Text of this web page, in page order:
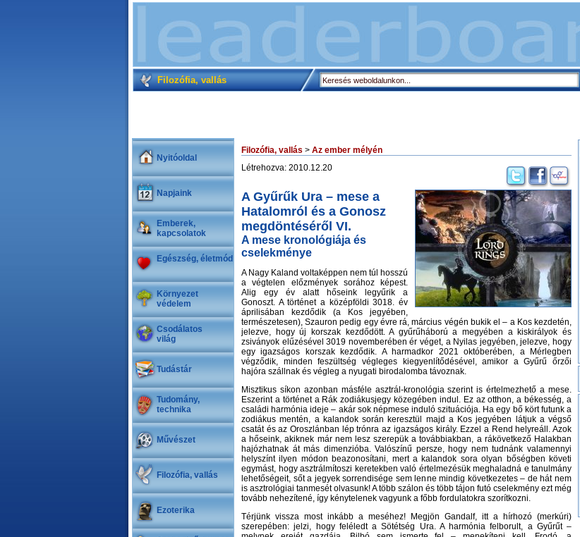
Filozófia, vallás
Nyitóoldal
Napjaink
Emberek,
kapcsolatok
Egészség, életmód
Környezet
védelem
Csodálatos
világ
Tudástár
Tudomány,
technika
Művészet
Filozófia, vallás
Ezoterika
Filozófia, vallás > Az ember mélyén
Létrehozva: 2010.12.20
A Gyűrűk Ura – mese a
Hatalomról és a Gonosz
megdöntéséről VI.
A mese kronológiája és
cselekménye
A Nagy Kaland voltaképpen nem túl hosszú
a végtelen előzmények sorához képest.
Alig egy év alatt hőseink legyűrik a
Gonoszt. A történet a középföldi 3018. év
áprilisában kezdődik (a Kos jegyében,
természetesen), Szauron pedig egy évre rá, március végén bukik el – a Kos kezdetén,
jelezve, hogy új korszak kezdődött. A gyűrűháború a megyében a kiskirályok és
zsiványok elűzésével 3019 novemberében ér véget, a Nyilas jegyében, jelezve, hogy
egy igazságos korszak kezdődik. A harmadkor 2021 októberében, a Mérlegben
végződik, minden feszültség végleges kiegyenlítődésével, amikor a Gyűrű őrzői
hajóra szállnak és végleg a nyugati birodalomba távoznak.
Misztikus síkon azonban másféle asztrál-kronológia szerint is értelmezhető a mese.
Eszerint a történet a Rák zodiákusjegy közegében indul. Ez az otthon, a békesség, a
családi harmónia ideje – akár sok népmese induló szituációja. Ha egy bő kört futunk a
zodiákus mentén, a kalandok során keresztül majd a Kos jegyében látjuk a végső
csatát és az Oroszlánban lép trónra az igazságos király. Ezzel a Rend helyreáll. Azok
a hőseink, akiknek már nem lesz szerepük a továbbiakban, a rákövetkező Halakban
hajózhatnak át más dimenzióba. Valószínű persze, hogy nem tudnánk valamennyi
helyszínt ilyen módon beazonosítani, mert a kalandok sora olyan bőségben követi
egymást, hogy asztrálmítoszi keretekben való értelmezésük meghaladná e tanulmány
lehetőségeit, sőt a jegyek sorrendisége sem lenne mindig következetes – de hát nem
is asztrológiai tanmesét olvasunk! A több szálon és több tájon futó cselekmény ezt még
tovább nehezítené, így kénytelenek vagyunk a főbb fordulatokra szorítkozni.
Térjünk vissza most inkább a meséhez! Megjön Gandalf, itt a hírhozó (merkúri)
szerepében: jelzi, hogy feléledt a Sötétség Ura. A harmónia felborult, a Gyűrűt –